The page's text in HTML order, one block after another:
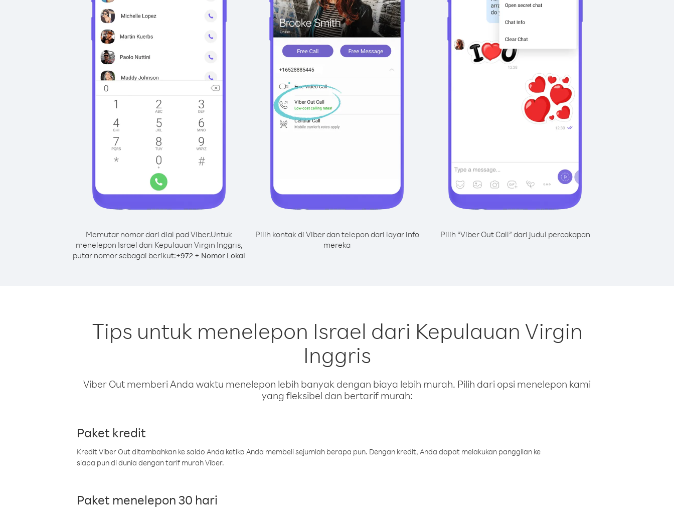
Memutar nomor dari dial pad Viber.Untuk
menelepon Israel dari Kepulauan Virgin Inggris,
putar nomor sebagai berikut:+972 + Nomor Lokal
Pilih kontak di Viber dan telepon dari layar info
mereka
Pilih “Viber Out Call” dari judul percakapan
Tips untuk menelepon Israel dari Kepulauan Virgin
Inggris
Viber Out memberi Anda waktu menelepon lebih banyak dengan biaya lebih murah. Pilih dari opsi menelepon kami
yang fleksibel dan bertarif murah:
Paket kredit
Kredit Viber Out ditambahkan ke saldo Anda ketika Anda membeli sejumlah berapa pun. Dengan kredit, Anda dapat melakukan panggilan ke
siapa pun di dunia dengan tarif murah Viber.
Paket menelepon 30 hari